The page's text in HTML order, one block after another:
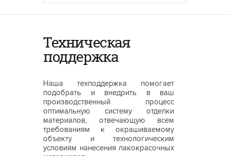
Техническая
поддержка
Наша техподдержка помогает
подобрать и внедрить в ваш
производственный процесс
оптимальную систему отделки
материалов, отвечающую всем
требованиям к окрашиваемому
объекту и технологическим
условиям нанесения лакокрасочных